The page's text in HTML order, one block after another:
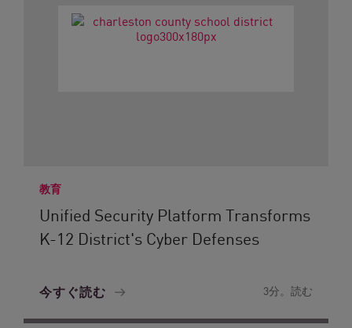
教育
Unified Security Platform Transforms
K-12 District's Cyber Defenses
今すぐ読む 3分。読む